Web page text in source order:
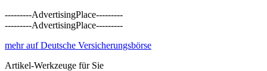
---------AdvertisingPlace---------
---------AdvertisingPlace---------
mehr auf Deutsche Versicherungsbörse
Artikel-Werkzeuge für Sie